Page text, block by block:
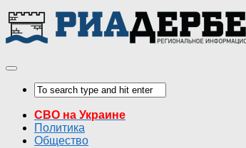
СВО на Украине
Политика
Общество